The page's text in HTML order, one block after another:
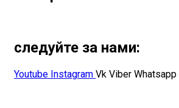
следуйте за нами:
Youtube Instagram Vk Viber Whatsapp